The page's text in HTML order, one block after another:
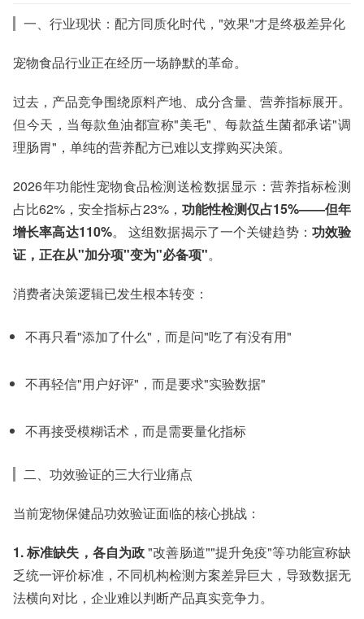
一、行业现状：配方同质化时代，"效果"才是终极差异化
宠物食品行业正在经历一场静默的革命。
过去，产品竞争围绕原料产地、成分含量、营养指标展开。
但今天，当每款鱼油都宣称"美毛"、每款益生菌都承诺"调
理肠胃"，单纯的营养配方已难以支撑购买决策。
2026年功能性宠物食品检测送检数据显示：营养指标检测
占比62%，安全指标占23%， 功能性检测仅占15%——但年
增长率高达110%。 这组数据揭示了一个关键趋势： 功效验
证，正在从"加分项"变为"必备项"。
消费者决策逻辑已发生根本转变：
不再只看"添加了什么"，而是问"吃了有没有用"
不再轻信"用户好评"，而是要求"实验数据"
不再接受模糊话术，而是需要量化指标
二、功效验证的三大行业痛点
当前宠物保健品功效验证面临的核心挑战：
1. 标准缺失，各自为政"改善肠道""提升免疫"等功能宣称缺
乏统一评价标准，不同机构检测方案差异巨大，导致数据无
法横向对比，企业难以判断产品真实竞争力。